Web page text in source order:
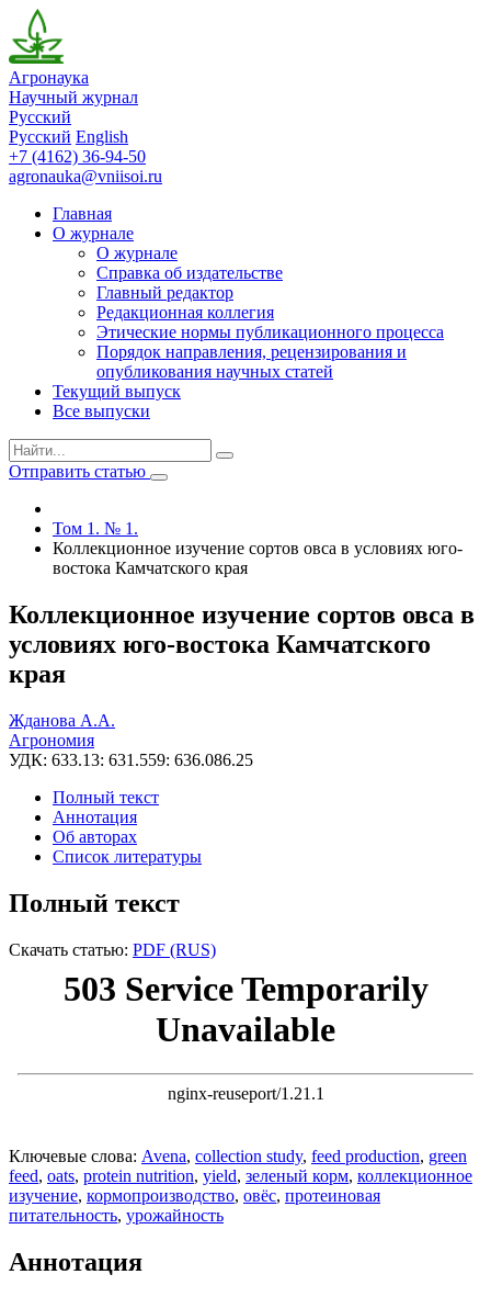
Агронаука
Научный журнал
Русский
Русский English
+7 (4162) 36-94-50
agronauka@vniisoi.ru
Главная
О журнале
О журнале
Справка об издательстве
Главный редактор
Редакционная коллегия
Этические нормы публикационного процесса
Порядок направления, рецензирования и
опубликования научных статей
Текущий выпуск
Все выпуски
Отправить статью
Том 1. № 1.
Коллекционное изучение сортов овса в условиях юго-
востока Камчатского края
Коллекционное изучение сортов овса в
условиях юго-востока Камчатского
края
Жданова А.А.
Агрономия
УДК: 633.13: 631.559: 636.086.25
Полный текст
Аннотация
Об авторах
Список литературы
Полный текст
Скачать статью: PDF (RUS)
Ключевые слова: Avena, collection study, feed production, green
feed, oats, protein nutrition, yield, зеленый корм, коллекционное
изучение, кормопроизводство, овёс, протеиновая
питательность, урожайность
Аннотация